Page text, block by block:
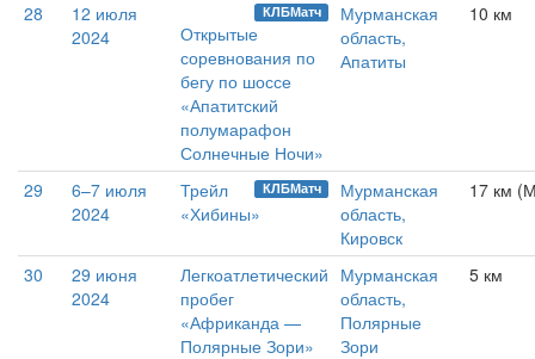
28
12 июля
2024
КЛБМатч
Открытые
соревнования по
бегу по шоссе
«Апатитский
полумарафон
Солнечные Ночи»
Мурманская
область,
Апатиты
10 км
29
6–7 июля
2024
КЛБМатч
Трейл
«Хибины»
Мурманская
область,
Кировск
17 км
30
29 июня
2024
Легкоатлетический
пробег
«Африканда —
Полярные Зори»
Мурманская
область,
Полярные
Зори
5 км